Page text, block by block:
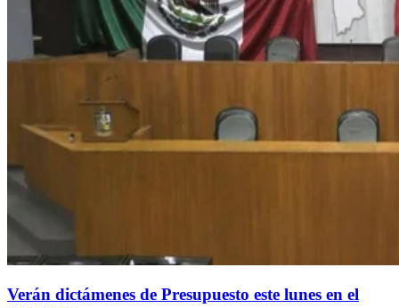
Verán dictámenes de Presupuesto este lunes en el